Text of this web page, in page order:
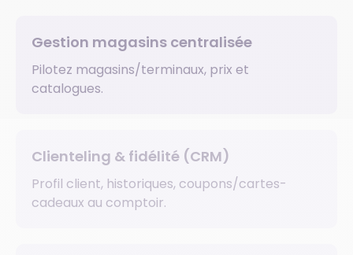
Gestion magasins centralisée
Pilotez magasins/terminaux, prix et
catalogues.
Clienteling & fidélité (CRM)
Profil client, historiques, coupons/cartes-
cadeaux au comptoir.